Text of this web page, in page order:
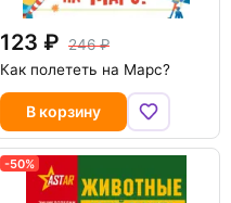
123
246
Как полететь на Марс?
В корзину
-50%